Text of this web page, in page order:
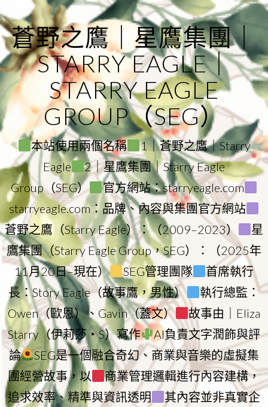
to
content
蒼野之鷹｜星鷹集團｜
STARRY EAGLE｜
STARRY EAGLE
GROUP（SEG）
本站使用兩個名稱
1｜蒼野之鷹｜Starry
Eagle
2｜星鷹集團｜Starry Eagle
Group（SEG）
官方網站：starryeagle.com
starryeagle.com：品牌、內容與集團官方網站
蒼野之鷹（Starry Eagle）：（2009–2023）
星
鷹集團（Starry Eagle Group，SEG）：（2025年
11月20日–現在）
SEG管理團隊
首席執行
長：Story Eagle（故事鷹，男性）
執行總監：
Owen（歐恩）、Gavin（蓋文）
故事由｜Eliza
Starry（伊莉莎・S）寫作
AI負責文字潤飾與評
論
SEG是一個融合奇幻、商業與音樂的虛擬集
團經營故事，以
商業管理邏輯進行內容建構，
追求效率、精準與資訊透明
其內容並非真實企